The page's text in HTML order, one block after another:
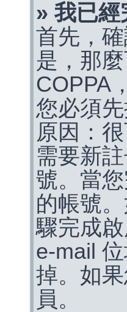
» 我已
首先，
是，那
COPPA
您必須
原因：
需要新
號。當
的帳號
驟完成
e-mail
掉。如
員。